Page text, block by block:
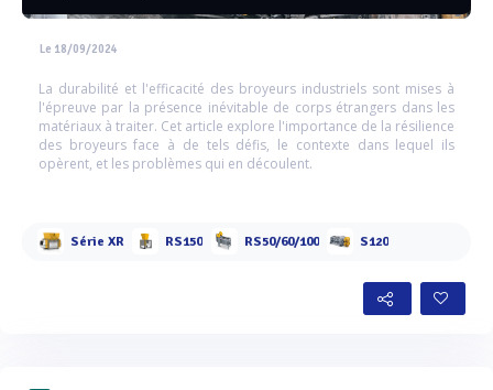
Le 18/09/2024
La durabilité et l'efficacité des broyeurs industriels sont mises à
l'épreuve par la présence inévitable de corps étrangers dans les
matériaux à traiter. Cet article explore l'importance de la résilience
des broyeurs face à de tels défis, le contexte dans lequel ils
opèrent, et les problèmes qui en découlent.
Série XR RS150 RS50/60/100 S120